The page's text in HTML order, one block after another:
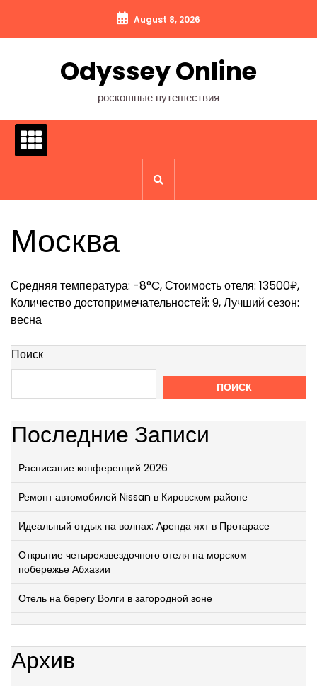
содержимому
August 8, 2026
Odyssey Online
роскошные путешествия
Москва
Средняя температура: -8°C, Стоимость отеля: 13500₽,
Количество достопримечательностей: 9, Лучший сезон:
весна
Поиск
ПОИСК
Последние Записи
Расписание конференций 2026
Ремонт автомобилей Nissan в Кировском районе
Идеальный отдых на волнах: Аренда яхт в Протарасе
Открытие четырехзвездочного отеля на морском
побережье Абхазии
Отель на берегу Волги в загородной зоне
Архив